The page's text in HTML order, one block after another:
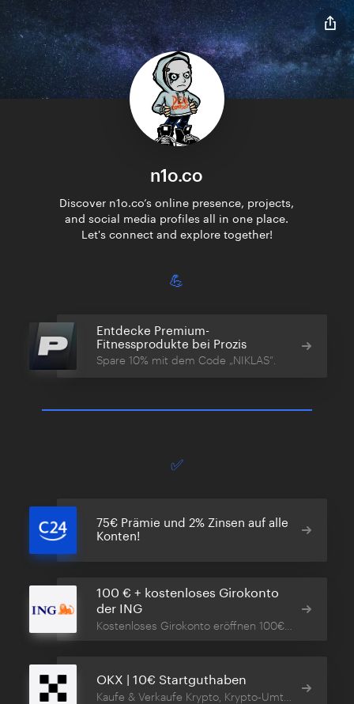
n1o.co
Discover n1o.co‘s online presence, projects,
and social media profiles all in one place.
Let's connect and explore together!
💪
Entdecke Premium-
Fitnessprodukte bei Prozis
Spare 10% mit dem Code „NIKLAS“.
✅
75€ Prämie und 2% Zinsen auf alle
Konten!
100 € + kostenloses Girokonto
der ING
Kostenloses Girokonto eröffnen 100€ erhalten!
OKX | 10€ Startguthaben